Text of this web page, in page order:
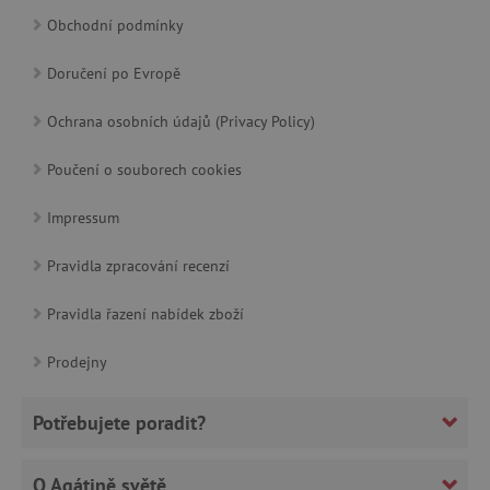
Obchodní podmínky
Doručení po Evropě
Ochrana osobních údajů (Privacy Policy)
Poučení o souborech cookies
Impressum
Pravidla zpracování recenzí
Pravidla řazení nabídek zboží
Prodejny
Potřebujete poradit?
O Agátině světě
CookieScriptConsent